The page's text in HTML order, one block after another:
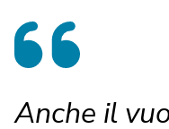
Anche il